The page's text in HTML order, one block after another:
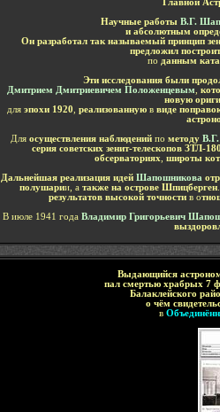
Главной
Научные работы В.Г.
и абсолютным
Он разработал так называемый принцип
предложил
по данным
Эти исследования были
Дмитрием Дмитриевичем Положенцевым
новую
для эпохи 1920 реализованную в виде
Для осуществления наблюдений по методу
серия советских зенит-телескопов ЗТЛ-
обсерваториях
широты
Дальнейшая реализация идейШапошникова
полушарии, а также на острове Шпицберген
результатов высокой точности в о
В июле 1941 года Владимир Григорьевич
Выдающийся
пал смертью храбрых 7
Балаклейского
о чём
в